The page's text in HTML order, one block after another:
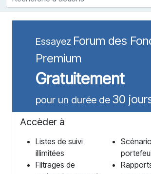
Essayez Forum des
Premium
Gratuitement
pour un durée de 30
Accèder à
Listes de suivi
illimitées
Filtrages de